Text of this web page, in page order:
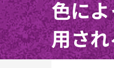
色に
用さ